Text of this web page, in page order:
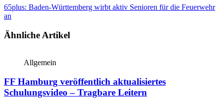
65plus: Baden-Württemberg wirbt aktiv Senioren für die Feuerwehr
an
Ähnliche Artikel
Allgemein
FF Hamburg veröffentlich aktualisiertes
Schulungsvideo – Tragbare Leitern